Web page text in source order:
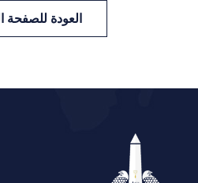
العودة للصفحة